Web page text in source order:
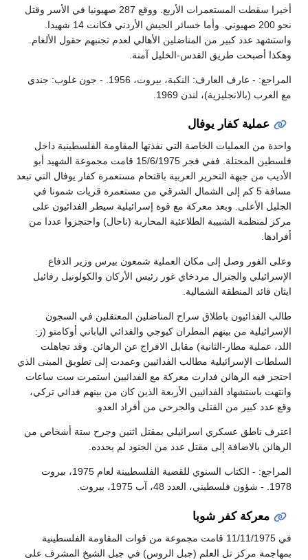
أخيرا سقطت المستعمرات الأربع. ووقع 287 صهيونيا في الأسر وقتل
نحو 200 صهيوني. وأما خسائر الجيش الأردني فكانت 14 شهيدا.
واستشهد عدد كبير من المناضلين الأهالي لعدم تجنبهم حقول الألغام.
وهكذا أصبحت طريق القدس-الخليل آمنة.
المراجع: - عارف العارف: النكبة، بيروت، 1956. - جون غلوب: جندي
مع العرب (بالانجليزية)، لندن 1969.
عملية كفار يوفال
واحدة من العمليات الخاصة التي نفذتها المقاومة الفلسطينية داخل
فلسطين المحتلة. ففي فجر 15/6/1975 قامت مجموعة الشهيد أبو
الأديب من جبهة التحرير العربية باقتحام مستعمرة كفار يوفال التي تبعد
مسافة 5 كم إلى الشمال الشرقي من مستعمرة قريات شمونا في
الجليل الأعلى. وبعد معركة مع قوة إسرائيلية سيطر الفدائيون على
مركز لمنظمة الشبيبة الطلاعئية المحاربة (ناحال) واحتجزوا عددا من
أفرادها.
وعلى الفور وصل إلى مكان العملية شمعون بيرس وزير الدفاع
الإسرائيلي والجنرال مردخاي غور رئيس الأركان والكولونيل رفائيل
ايثان قائد المنطقة الشمالية.
طالب الفدائيون باطلاق سراح المناضلين المعتقلين في السجون
الإسرائيلية من بينهم المطران كيوجي والفدائي الياباني أوكامتو (ز:
اللد، عملية مطار-الثانية) مقابل الافراج عن الرهائن. وقد تجاهلت
السلطات الإسرائيلية مطالب الفدائيين وعمدت إلى تطويق المبنى الذي
احتجز فيه الرهائن فدارت معركة مع الفدائيين استمرت ست ساعات
وانتهت باستشهاد الفدائيين الأربعة الذين كان من بينهم فدائي تركي،
وقع عدد كبير من القتلى والجرحى من أفراد العدو.
اعترف ناطق عسكري اسرائيلي بمقتل اثنين وجرح ستة أشخاص من
الرهائن بالاضافة إلى مقتل عدد من الجنود لم يحدده.
المراجع: - الكتاب السنوي للقضية الفلسطيينة لعام 1975، بيروت
1978. - شؤون فلسطيني، العدد 48، آب 1975، بيروت.
معركة كفر شوبا
في 11/11/1975 قامت مجموعة من قوات المقاومة الفلسطينية
بمهاجمة مركز تل العلم (جبل الروس) في جبل الشيخ المشرف على